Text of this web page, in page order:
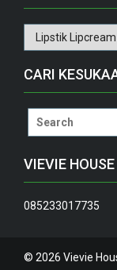
CARI
Search
VIEVIE
085233017735
© 2026 Vievie